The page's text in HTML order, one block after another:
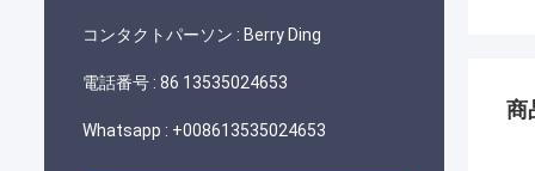
コンタクトパーソン : Berry Ding
電話番号 : 86 13535024653
Whatsapp : +008613535024653
商